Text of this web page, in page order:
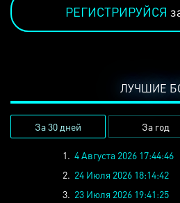
РЕГИСТРИРУЙСЯ
ЛУЧШИЕ
За 30 дней За год
1. 4 Августа 2026 17:44:46
2. 24 Июля 2026 18:14:42
3. 23 Июля 2026 19:41:25